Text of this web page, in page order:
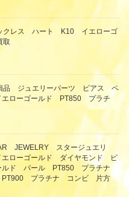
クレス ハート K10 イエローゴ
取
品 ジュエリーパーツ ピアス ペ
ローゴールド PT850 プラチ
JEWELRY スタージュエリ
ローゴールド ダイヤモンド ピ
ルド パール PT850 プラチナ
PT900 プラチナ コンビ 片方